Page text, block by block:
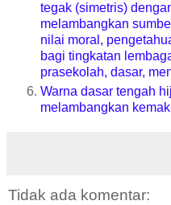
tegak (simetris)
melambangkan
nilai moral,
bagi tingkatan
prasekolah, dasar,
Warna dasar tengah
melambangkan
Tidak ada komentar: